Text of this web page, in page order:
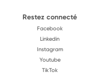
Restez connecté
Facebook
Linkedin
Instagram
Youtube
TikTok